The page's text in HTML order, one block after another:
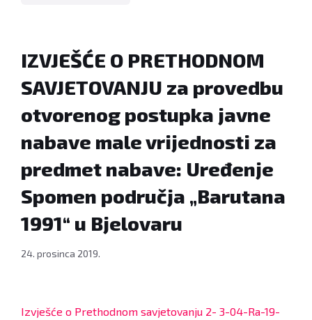
IZVJEŠĆE O PRETHODNOM
SAVJETOVANJU za provedbu
otvorenog postupka javne
nabave male vrijednosti za
predmet nabave: Uređenje
Spomen područja „Barutana
1991“ u Bjelovaru
24. prosinca 2019.
Izvješće o Prethodnom savjetovanju 2- 3-04-Ra-19-